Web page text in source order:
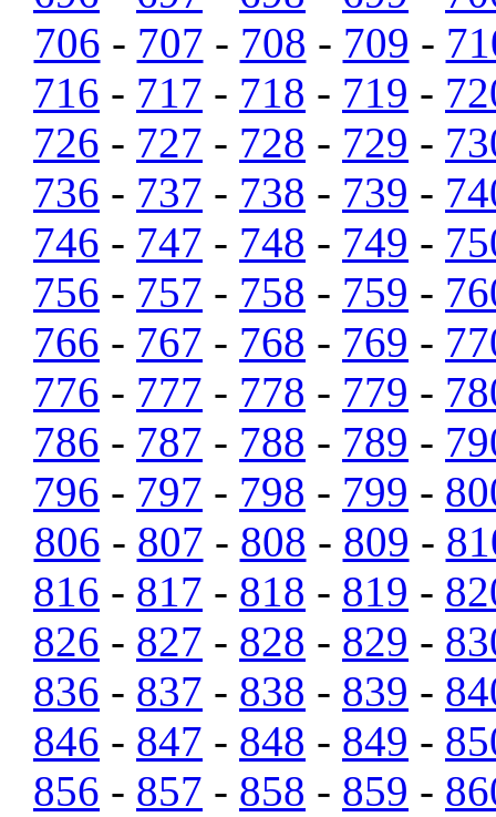
706 - 707 - 708 - 709 -
716 - 717 - 718 - 719 -
726 - 727 - 728 - 729 -
736 - 737 - 738 - 739 -
746 - 747 - 748 - 749 -
756 - 757 - 758 - 759 -
766 - 767 - 768 - 769 -
776 - 777 - 778 - 779 -
786 - 787 - 788 - 789 -
796 - 797 - 798 - 799 -
806 - 807 - 808 - 809 -
816 - 817 - 818 - 819 -
826 - 827 - 828 - 829 -
836 - 837 - 838 - 839 -
846 - 847 - 848 - 849 -
856 - 857 - 858 - 859 -